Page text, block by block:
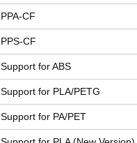
PPA-CF
PPS-CF
Support for ABS
Support for PLA/PETG
Support for PA/PET